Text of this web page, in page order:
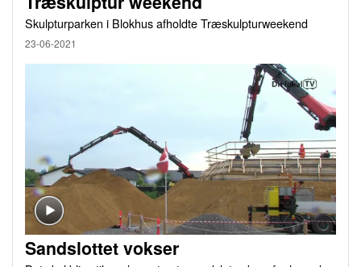
Skulpturparken i Blokhus afholdte Træskulpturweekend
23-06-2021
Sandslottet vokser